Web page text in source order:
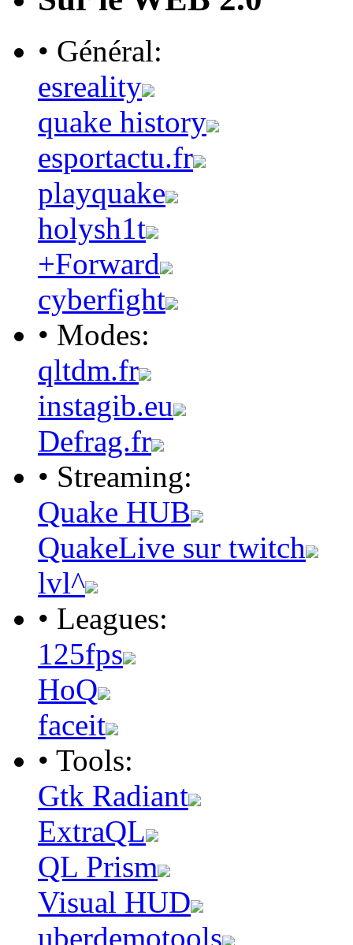
• Général:
esreality
quake history
esportactu.fr
playquake
holysh1t
+Forward
cyberfight
• Modes:
qltdm.fr
instagib.eu
Defrag.fr
• Streaming:
Quake HUB
QuakeLive sur twitch
lvl^
• Leagues:
125fps
HoQ
faceit
• Tools:
Gtk Radiant
ExtraQL
QL Prism
Visual HUD
uberdemotools